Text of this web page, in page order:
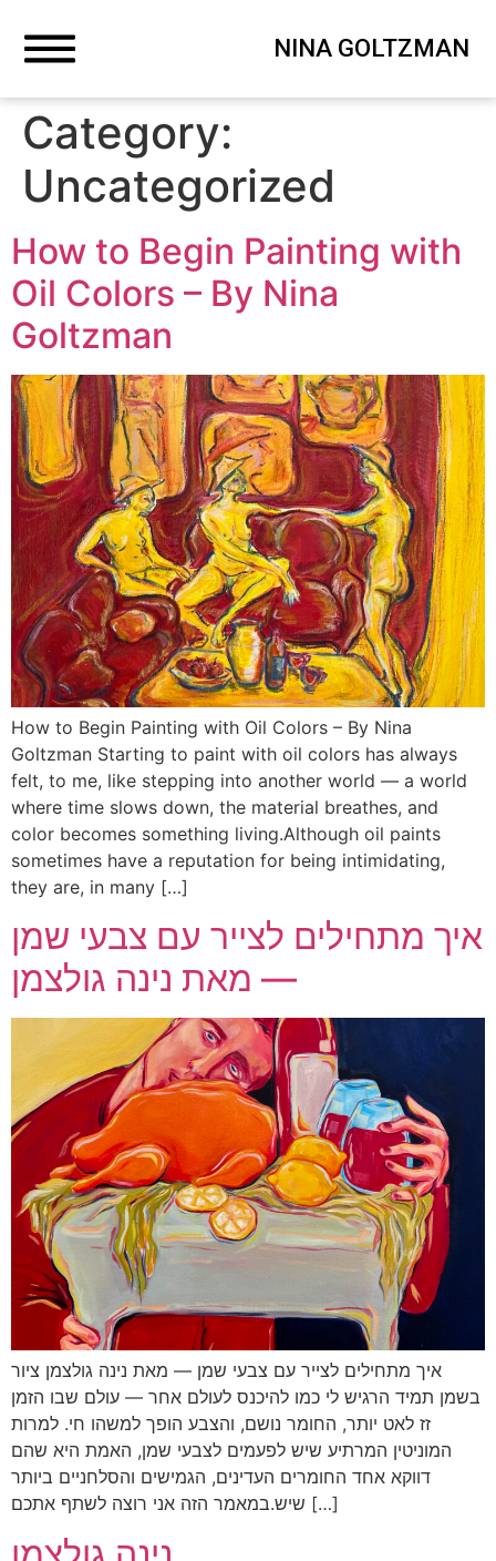
NINA GOLTZMAN
Category:
Uncategorized
How to Begin Painting with
Oil Colors – By Nina
Goltzman
How to Begin Painting with Oil Colors – By Nina
Goltzman Starting to paint with oil colors has always
felt, to me, like stepping into another world — a world
where time slows down, the material breathes, and
color becomes something living.Although oil paints
sometimes have a reputation for being intimidating,
they are, in many […]
איך מתחילים לצייר עם צבעי שמן
— מאת נינה גולצמן
איך מתחילים לצייר עם צבעי שמן — מאת נינה גולצמן ציור
בשמן תמיד הרגיש לי כמו להיכנס לעולם אחר — עולם שבו הזמן
זז לאט יותר, החומר נושם, והצבע הופך למשהו חי. למרות
המוניטין המרתיע שיש לפעמים לצבעי שמן, האמת היא שהם
דווקא אחד החומרים העדינים, הגמישים והסלחניים ביותר
שיש.במאמר הזה אני רוצה לשתף אתכם […]